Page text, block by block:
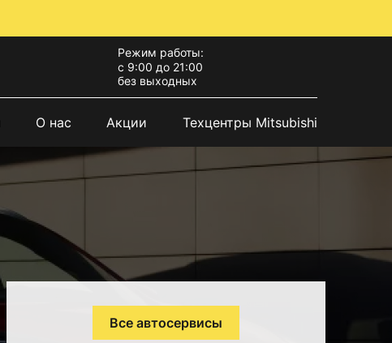
Режим работы:
с 9:00 до 21:00
без выходных
О нас Акции Техцентры Mitsubishi
Все автосервисы